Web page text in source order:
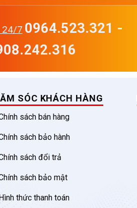
24/7 0964.523.321 -
SÓC KHÁCH HÀNG
sách bán hàng
sách bảo hành
sách đổi trả
sách bảo mật
thức thanh toán